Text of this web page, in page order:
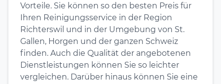
Vorteile. Sie können so den besten Preis für
Ihren Reinigungsservice in der Region
Richterswil und in der Umgebung von St.
Gallen, Horgen und der ganzen Schweiz
finden. Auch die Qualität der angebotenen
Dienstleistungen können Sie so leichter
vergleichen. Darüber hinaus können Sie eine